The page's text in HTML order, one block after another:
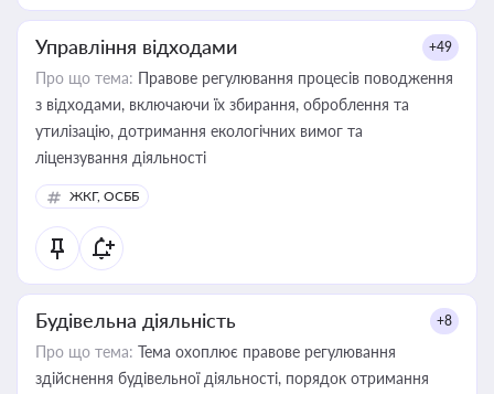
Управління відходами +49
Про що тема: Правове регулювання процесів поводження
з відходами, включаючи їх збирання, оброблення та
утилізацію, дотримання екологічних вимог та
ліцензування діяльності
ЖКГ, ОСББ
Будівельна діяльність +8
Про що тема: Тема охоплює правове регулювання
здійснення будівельної діяльності, порядок отримання